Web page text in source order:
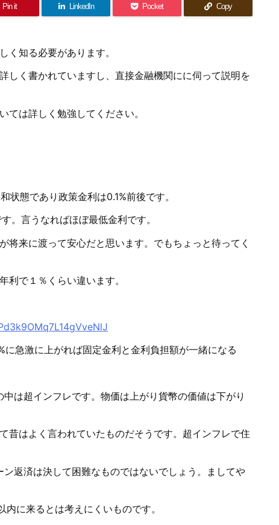
Pin it LinkedIn Pocket Copy
く知る必要があります。
しく書かれていますし、直接金融機関にに伺って説明を
ては詳しく勉強してください。
態であり政策金利は0.1%前後です。
。言うなればほぼ最低金利です。
将来に渡って安心だと思います。でもちょっと待ってく
利で１％くらい違います。
急激に上がれば固定金利と金利負担額が一緒になる
は超インフレです。物価は上がり貨幣の価値は下がり
昔はよく言われていたものだそうです。超インフレで住
返済は決して困難なものではないでしょう。ましてや
に来るとは考えにくいものです。